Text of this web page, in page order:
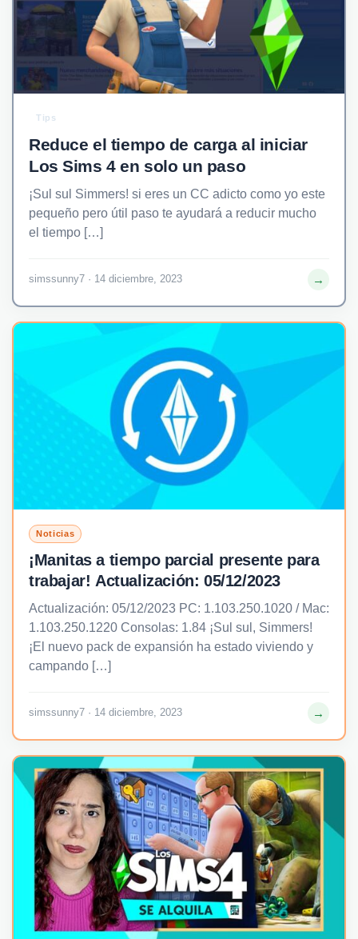
Tips
Reduce el tiempo de carga al iniciar
Los Sims 4 en solo un paso
¡Sul sul Simmers! si eres un CC adicto como yo este
pequeño pero útil paso te ayudará a reducir mucho
el tiempo […]
simssunny7 · 14 diciembre, 2023 →
Noticias
¡Manitas a tiempo parcial presente para
trabajar! Actualización: 05/12/2023
Actualización: 05/12/2023 PC: 1.103.250.1020 / Mac:
1.103.250.1220 Consolas: 1.84 ¡Sul sul, Simmers!
¡El nuevo pack de expansión ha estado viviendo y
campando […]
simssunny7 · 14 diciembre, 2023 →